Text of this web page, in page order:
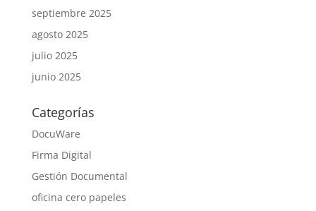
septiembre 2025
agosto 2025
julio 2025
junio 2025
Categorías
DocuWare
Firma Digital
Gestión Documental
oficina cero papeles